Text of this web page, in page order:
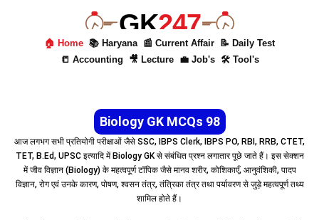
GK247
🏠 Home 📚 Haryana 📰 Current Affair
📝 Daily Test
📒 Accounting
🎥 Lecture 💼 Job's 🛠 Tool's
Biology GK MCQs 98
आज लगभग सभी प्रतियोगी परीक्षाओं जैसे SSC, IBPS Clerk, IBPS PO, RBI, RRB, CTET,
TET, B.Ed, UPSC इत्यादि में Biology GK से संबंधित प्रश्न लगातार पूछे जाते हैं। इस सेक्शन
में जीव विज्ञान (Biology) के महत्वपूर्ण टॉपिक जैसे मानव शरीर, कोशिकाएँ, आनुवंशिकी, पादप
विज्ञान, रोग एवं उनके कारण, पोषण, श्वसन तंत्र, तंत्रिका तंत्र तथा पर्यावरण से जुड़े महत्वपूर्ण तथ्य
शामिल होते हैं।